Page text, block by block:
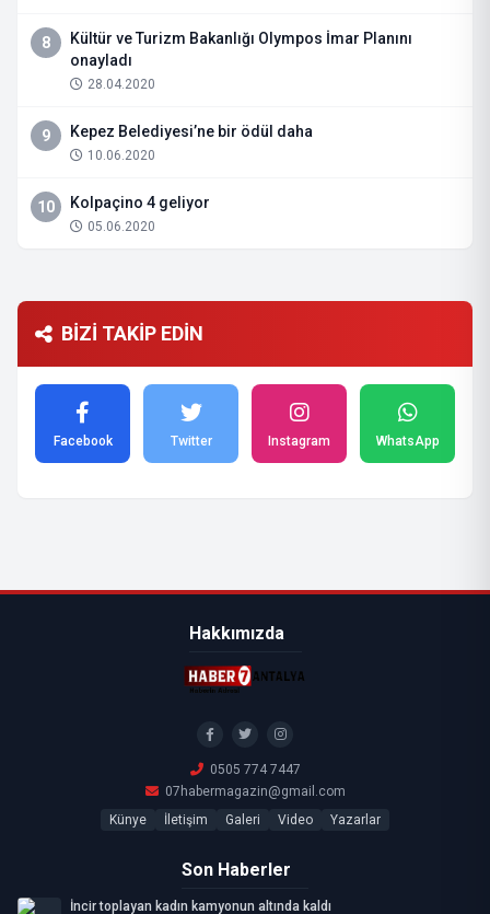
8
Kültür ve Turizm Bakanlığı Olympos İmar Planını
onayladı
28.04.2020
9 Kepez Belediyesi’ne bir ödül daha
10.06.2020
10 Kolpaçino 4 geliyor
05.06.2020
BİZİ TAKİP EDİN
Facebook Twitter Instagram WhatsApp
Hakkımızda
0505 774 7447
07habermagazin@gmail.com
Künye
İletişim Galeri Video Yazarlar
Son Haberler
İncir toplayan kadın kamyonun altında kaldı